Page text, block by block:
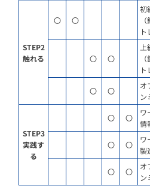
STEP2
触れる
〇 〇
初
ト
〇 〇
ト
〇 〇
オ
ン
STEP3
実践す
る
〇 〇
ワ
情
〇 〇
ワ
製
〇 〇
オ
ン